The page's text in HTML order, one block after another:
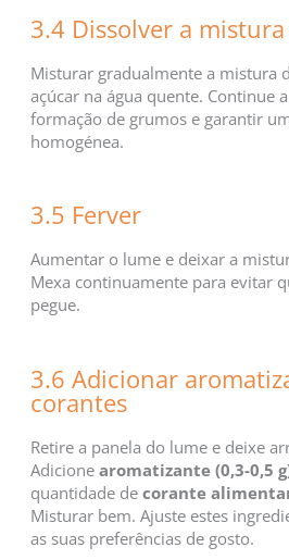
3.4 Dissolver a
Misturar gradualmente a mistura
açúcar na água quente. Continue
formação de grumos e garantir
homogénea.
3.5 Ferver
Aumentar o lume e deixar a
Mexa continuamente para evitar
pegue.
3.6 Adicionar
corantes
Retire a panela do lume e deixe
Adicione aromatizante (0,3-0,5
quantidade de corante
Misturar bem. Ajuste estes
as suas preferências de gosto.